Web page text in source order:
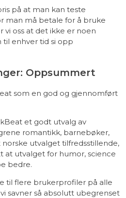
på at man kan teste
man må betale for å bruke
vi oss at det ikke er noen
til enhver tid si opp
Oppsummert
som en god og gjennomført
et godt utvalg av
romantikk, barnebøker,
utvalget tilfredsstillende,
at utvalget for humor, science
bedre.
til flere brukerprofiler på alle
savner så absolutt ubegrenset